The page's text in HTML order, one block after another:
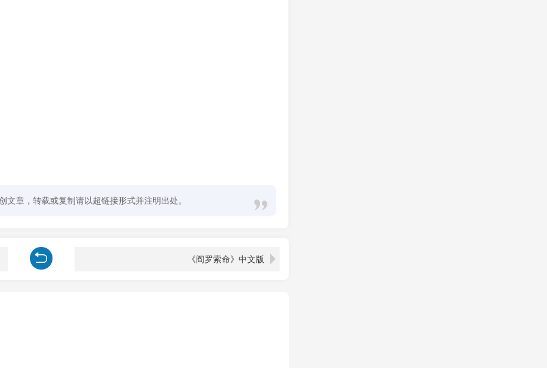
文章，转载或复制请以超链接形式并注明出处。
《阎罗索命》中文版